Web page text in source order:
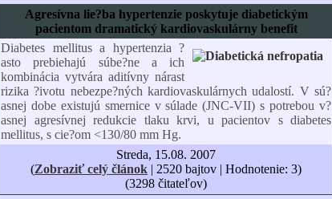
Agresívna lie?ba hypertenzie poskytuje diabetickým
pacientom dramatický kardiovaskulárny benefit
Diabetes mellitus a hypertenzia ?
asto prebiehajú súbe?ne a ich
kombinácia vytvára aditívny nárast
rizika ?ivotu nebezpe?ných kardiovaskulárnych udalostí. V sú?
asnej dobe existujú smernice v súlade (JNC-VII) s potrebou v?
asnej agresívnej redukcie tlaku krvi, u pacientov s diabetes
mellitus, s cie?om <130/80 mm Hg.
Streda, 15.08. 2007
(Zobraziť celý článok | 2520 bajtov | Hodnotenie: 3)
(3298 čitateľov)